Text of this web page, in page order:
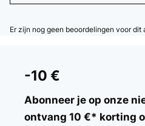
Er zijn nog geen beoordelingen voor dit
-10 €
Abonneer je op onze
ontvang 10 €* korting